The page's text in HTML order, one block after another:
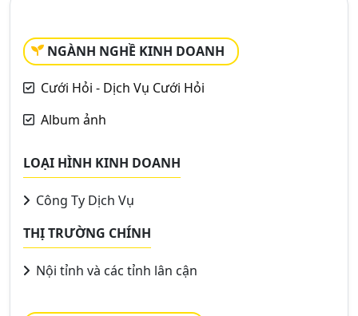
NGÀNH NGHỀ KINH DOANH
Cưới Hỏi - Dịch Vụ Cưới Hỏi
Album ảnh
LOẠI HÌNH KINH DOANH
Công Ty Dịch Vụ
THỊ TRƯỜNG CHÍNH
Nội tỉnh và các tỉnh lân cận